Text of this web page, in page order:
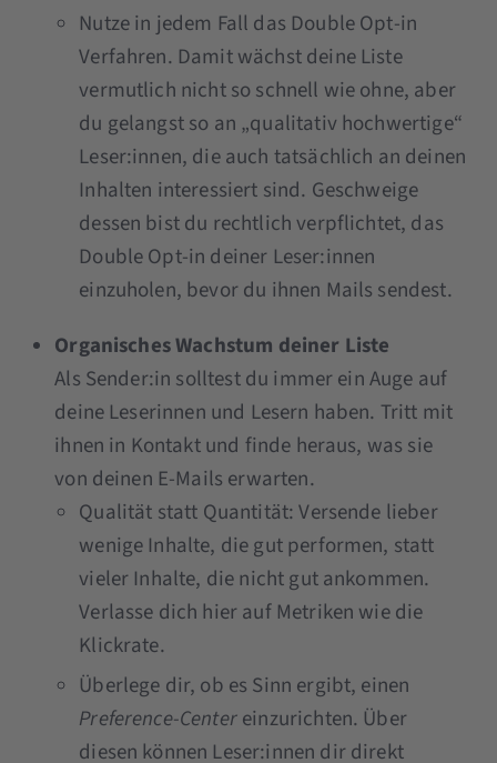
Nutze in jedem Fall das Double Opt-in
Verfahren. Damit wächst deine Liste
vermutlich nicht so schnell wie ohne, aber
du gelangst so an „qualitativ hochwertige“
Leser:innen, die auch tatsächlich an deinen
Inhalten interessiert sind. Geschweige
dessen bist du rechtlich verpflichtet, das
Double Opt-in deiner Leser:innen
einzuholen, bevor du ihnen Mails sendest.
Organisches Wachstum deiner Liste
Als Sender:in solltest du immer ein Auge auf
deine Leserinnen und Lesern haben. Tritt mit
ihnen in Kontakt und finde heraus, was sie
von deinen E-Mails erwarten.
Qualität statt Quantität: Versende lieber
wenige Inhalte, die gut performen, statt
vieler Inhalte, die nicht gut ankommen.
Verlasse dich hier auf Metriken wie die
Klickrate.
Überlege dir, ob es Sinn ergibt, einen
Preference-Centereinzurichten. Über
diesen können Leser:innen dir direkt